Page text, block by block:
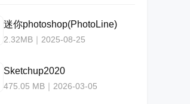
迷你photoshop(PhotoLine)
2.32MB｜2025-08-25
Sketchup2020
475.05 MB｜2026-03-05